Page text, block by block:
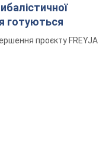
готуються
проєкту FREYJA